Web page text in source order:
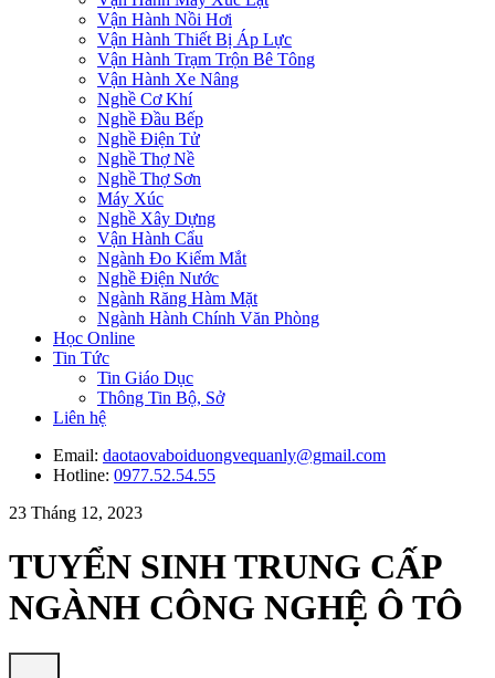
Vận Hành Nồi Hơi
Vận Hành Thiết Bị Áp Lực
Vận Hành Trạm Trộn Bê Tông
Vận Hành Xe Nâng
Nghề Cơ Khí
Nghề Đầu Bếp
Nghề Điện Tử
Nghề Thợ Nề
Nghề Thợ Sơn
Máy Xúc
Nghề Xây Dựng
Vận Hành Cẩu
Ngành Đo Kiểm Mắt
Nghề Điện Nước
Ngành Răng Hàm Mặt
Ngành Hành Chính Văn Phòng
Học Online
Tin Tức
Tin Giáo Dục
Thông Tin Bộ, Sở
Liên hệ
Email: daotaovaboiduongvequanly@gmail.com
Hotline: 0977.52.54.55
23 Tháng 12, 2023
TUYỂN SINH TRUNG CẤP
NGÀNH CÔNG NGHỆ Ô TÔ